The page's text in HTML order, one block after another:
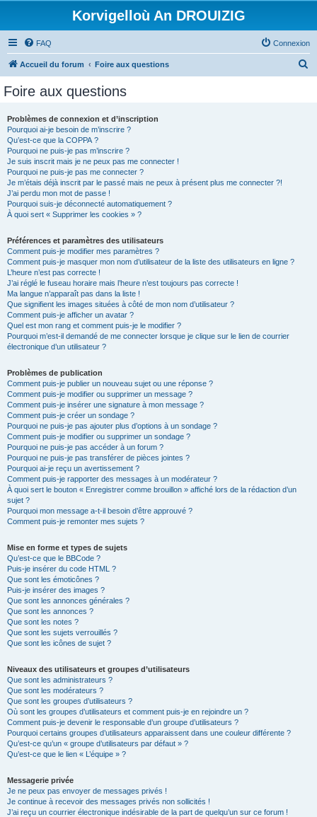
Korvigelloù An DROUIZIG
FAQ Connexion
Accueil du forum Foire aux questions
Foire aux questions
Problèmes de connexion et d’inscription
Pourquoi ai-je besoin de m’inscrire ?
Qu’est-ce que la COPPA ?
Pourquoi ne puis-je pas m’inscrire ?
Je suis inscrit mais je ne peux pas me connecter !
Pourquoi ne puis-je pas me connecter ?
Je m’étais déjà inscrit par le passé mais ne peux à présent plus me connecter ?!
J’ai perdu mon mot de passe !
Pourquoi suis-je déconnecté automatiquement ?
À quoi sert « Supprimer les cookies » ?
Préférences et paramètres des utilisateurs
Comment puis-je modifier mes paramètres ?
Comment puis-je masquer mon nom d’utilisateur de la liste des utilisateurs en ligne ?
L’heure n’est pas correcte !
J’ai réglé le fuseau horaire mais l’heure n’est toujours pas correcte !
Ma langue n’apparaît pas dans la liste !
Que signifient les images situées à côté de mon nom d’utilisateur ?
Comment puis-je afficher un avatar ?
Quel est mon rang et comment puis-je le modifier ?
Pourquoi m’est-il demandé de me connecter lorsque je clique sur le lien de courrier
électronique d’un utilisateur ?
Problèmes de publication
Comment puis-je publier un nouveau sujet ou une réponse ?
Comment puis-je modifier ou supprimer un message ?
Comment puis-je insérer une signature à mon message ?
Comment puis-je créer un sondage ?
Pourquoi ne puis-je pas ajouter plus d’options à un sondage ?
Comment puis-je modifier ou supprimer un sondage ?
Pourquoi ne puis-je pas accéder à un forum ?
Pourquoi ne puis-je pas transférer de pièces jointes ?
Pourquoi ai-je reçu un avertissement ?
Comment puis-je rapporter des messages à un modérateur ?
À quoi sert le bouton « Enregistrer comme brouillon » affiché lors de la rédaction d’un
sujet ?
Pourquoi mon message a-t-il besoin d’être approuvé ?
Comment puis-je remonter mes sujets ?
Mise en forme et types de sujets
Qu’est-ce que le BBCode ?
Puis-je insérer du code HTML ?
Que sont les émoticônes ?
Puis-je insérer des images ?
Que sont les annonces générales ?
Que sont les annonces ?
Que sont les notes ?
Que sont les sujets verrouillés ?
Que sont les icônes de sujet ?
Niveaux des utilisateurs et groupes d’utilisateurs
Que sont les administrateurs ?
Que sont les modérateurs ?
Que sont les groupes d’utilisateurs ?
Où sont les groupes d’utilisateurs et comment puis-je en rejoindre un ?
Comment puis-je devenir le responsable d’un groupe d’utilisateurs ?
Pourquoi certains groupes d’utilisateurs apparaissent dans une couleur différente ?
Qu’est-ce qu’un « groupe d’utilisateurs par défaut » ?
Qu’est-ce que le lien « L’équipe » ?
Messagerie privée
Je ne peux pas envoyer de messages privés !
Je continue à recevoir des messages privés non sollicités !
J’ai reçu un courrier électronique indésirable de la part de quelqu’un sur ce forum !